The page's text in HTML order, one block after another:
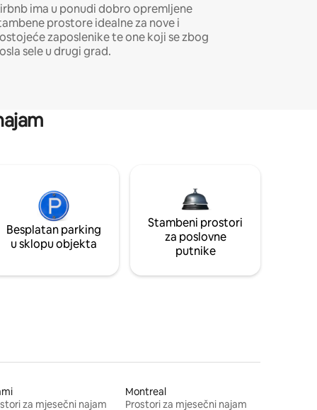
ima u ponudi dobro opremljene
prostore idealne za nove i
zaposlenike te one koji se zbog
sele u drugi grad.
Besplatan parking
u sklopu objekta
Stambeni prostori
za poslovne
putnike
za mjesečni najam
Montreal
Prostori za mjesečni najam